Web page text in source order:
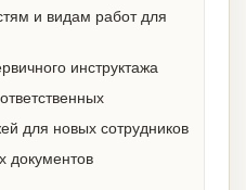
и видам работ для
инструктажа
для новых сотрудников
документов